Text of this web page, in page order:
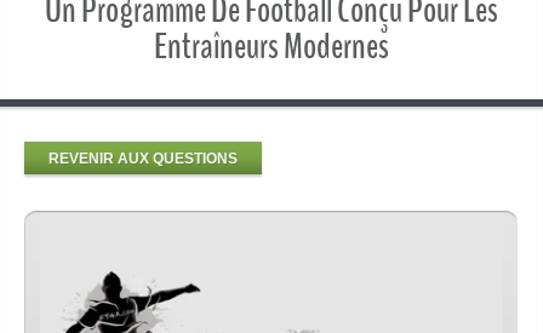
Un Programme De Football Conçu Pour Les
Entraîneurs Modernes
REVENIR AUX QUESTIONS